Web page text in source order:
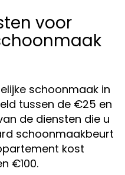
voor
schoonmaak in
tussen de €25 en
de diensten die u
schoonmaakbeurt
kost
€100.